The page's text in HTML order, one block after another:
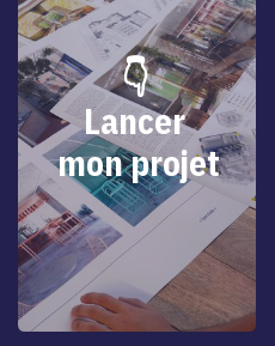
👇
Lancer
mon projet